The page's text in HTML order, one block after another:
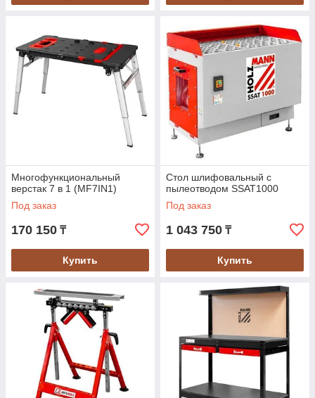
Многофункциональный
верстак 7 в 1 (MF7IN1)
Под заказ
170 150 ₸
Купить
Стол шлифовальный с
пылеотводом SSAT1000
Под заказ
1 043 750 ₸
Купить